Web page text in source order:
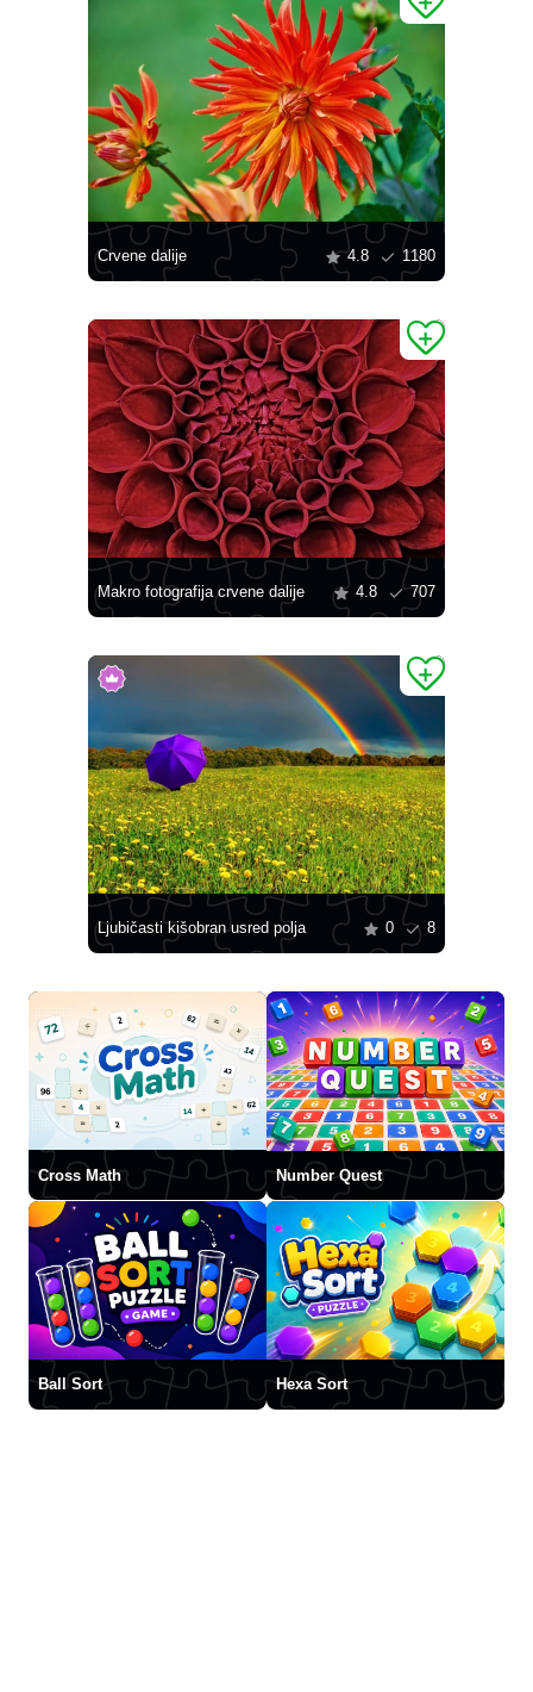
Crvene dalije 4.8 1180
Makro fotografija crvene dalije 4.8 707
Ljubičasti kišobran usred polja 0 8
Cross Math Number Quest
Ball Sort Hexa Sort